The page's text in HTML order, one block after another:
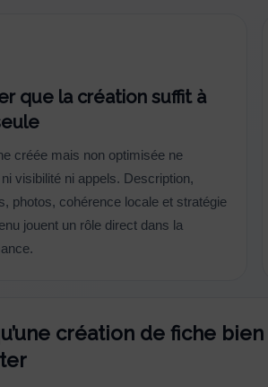
que la création suffit à
créée mais non optimisée ne
visibilité ni appels. Description,
photos, cohérence locale et stratégie
jouent un rôle direct dans la
création de fiche